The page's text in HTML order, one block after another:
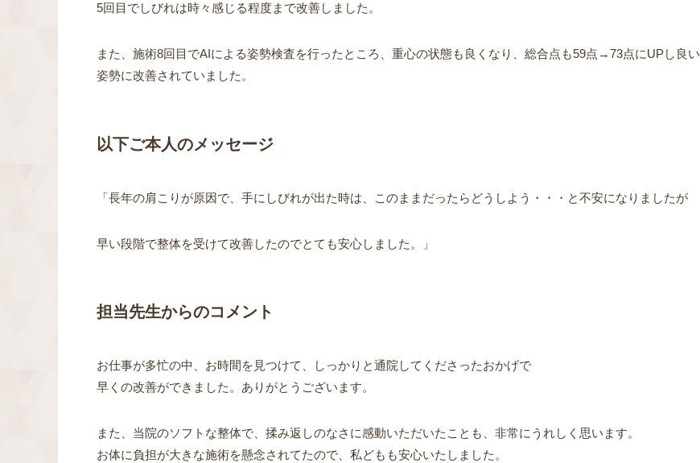
5回目でしびれは時々感じる程度まで改善しました。
また、施術8回目でAIによる姿勢検査を行ったところ、重心の状態も良くなり、総合点も59点→73点にUPし良い
姿勢に改善されていました。
以下ご本人のメッセージ
「長年の肩こりが原因で、手にしびれが出た時は、このままだったらどうしよう・・・と不安になりましたが
早い段階で整体を受けて改善したのでとても安心しました。」
担当先生からのコメント
お仕事が多忙の中、お時間を見つけて、しっかりと通院してくださったおかげで
早くの改善ができました。ありがとうございます。
また、当院のソフトな整体で、揉み返しのなさに感動いただいたことも、非常にうれしく思います。
お体に負担が大きな施術を懸念されてたので、私どもも安心いたしました。